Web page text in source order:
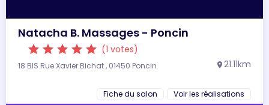
Natacha B. Massages - Poncin
star star star star star (1 votes)
18 BIS Rue Xavier Bichat , 01450 Poncin location_on 21.11km
Fiche du salon Voir les réalisations